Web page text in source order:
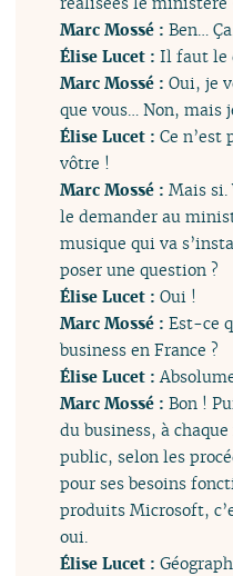
Marc Mossé : Ben…
Élise Lucet : Il faut le
Marc Mossé : Oui, je
que vous… Non, mais
Élise Lucet : Ce n’est
vôtre !
Marc Mossé : Mais
le demander au
musique qui va
poser une question ?
Élise Lucet : Oui !
Marc Mossé : Est-ce
business en France ?
Élise Lucet :
Marc Mossé : Bon !
du business, à
public, selon les
pour ses besoins
produits Microsoft,
oui.
Élise Lucet :